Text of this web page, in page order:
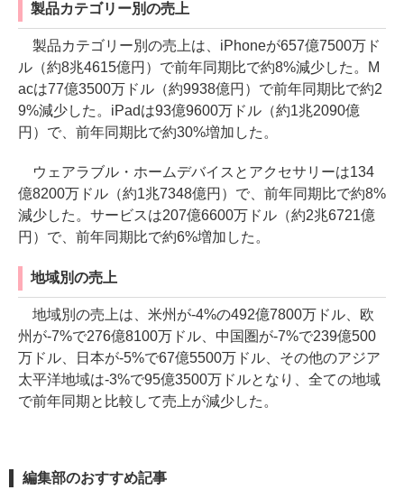
製品カテゴリー別の売上
製品カテゴリー別の売上は、iPhoneが657億7500万ド
ル（約8兆4615億円）で前年同期比で約8%減少した。M
acは77億3500万ドル（約9938億円）で前年同期比で約2
9%減少した。iPadは93億9600万ドル（約1兆2090億
円）で、前年同期比で約30%増加した。
ウェアラブル・ホームデバイスとアクセサリーは134
億8200万ドル（約1兆7348億円）で、前年同期比で約8%
減少した。サービスは207億6600万ドル（約2兆6721億
円）で、前年同期比で約6%増加した。
地域別の売上
地域別の売上は、米州が-4%の492億7800万ドル、欧
州が-7%で276億8100万ドル、中国圏が-7%で239億500
万ドル、日本が-5%で67億5500万ドル、その他のアジア
太平洋地域は-3%で95億3500万ドルとなり、全ての地域
で前年同期と比較して売上が減少した。
編集部のおすすめ記事